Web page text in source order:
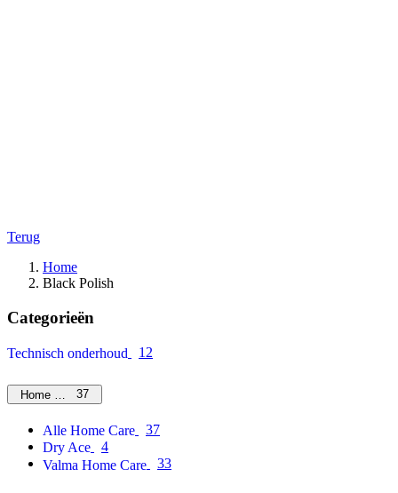
Terug
Home
Black Polish
Categorieën
Technisch onderhoud 12
Home Care37
Alle Home Care
37
Dry Ace
4
Valma Home Care
33